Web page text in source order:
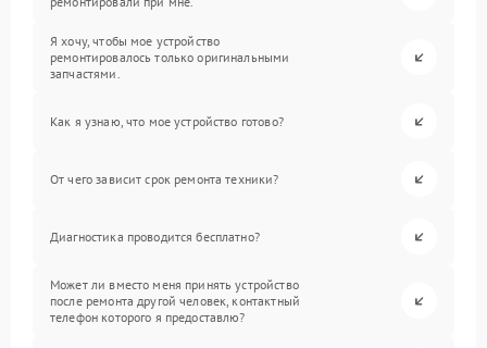
Я хочу, чтобы мое устройство
ремонтировалось только оригинальными
запчастями.
Как я узнаю, что мое устройство готово?
От чего зависит срок ремонта техники?
Диагностика проводится бесплатно?
Может ли вместо меня принять устройство
после ремонта другой человек, контактный
телефон которого я предоставлю?